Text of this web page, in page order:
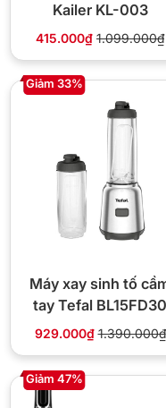
Kailer KL-003
415.000₫ 1.099.000₫
Giảm 33%
Máy xay sinh tố
tay Tefal BL15FD30
929.000₫ 1.390.000₫
Giảm 47%